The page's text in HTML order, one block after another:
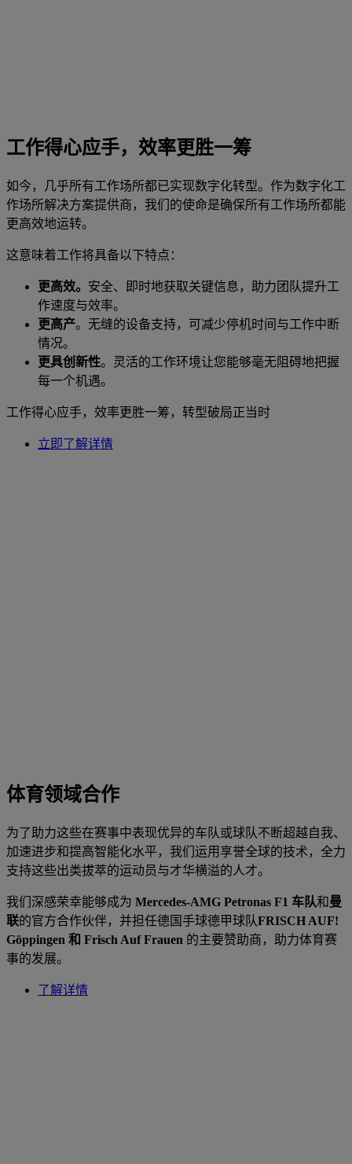
工作得心应手，效率更胜一筹
如今，几乎所有工作场所都已实现数字化转型。作为数字化工
作场所解决方案提供商，我们的使命是确保所有工作场所都能
更高效地运转。
这意味着工作将具备以下特点：
更高效。 安全、即时地获取关键信息，助力团队提升工
作速度与效率。
更高产。无缝的设备支持，可减少停机时间与工作中断
情况。
更具创新性。灵活的工作环境让您能够毫无阻碍地把握
每一个机遇。
工作得心应手，效率更胜一筹，转型破局正当时
立即了解详情
体育领域合作
为了助力这些在赛事中表现优异的车队或球队不断超越自我、
加速进步和提高智能化水平，我们运用享誉全球的技术，全力
支持这些出类拔萃的运动员与才华横溢的人才。
我们深感荣幸能够成为 Mercedes-AMG Petronas F1 车队和曼
联的官方合作伙伴，并担任德国手球德甲球队FRISCH AUF!
Göppingen 和 Frisch Auf Frauen 的主要赞助商，助力体育赛
事的发展。
了解详情